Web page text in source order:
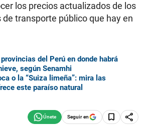
los precios actualizados de los
transporte público que hay en
del Perú en donde habrá
según Senamhi
o la “Suiza limeña”: mira las
este paraíso natural
Seguir en